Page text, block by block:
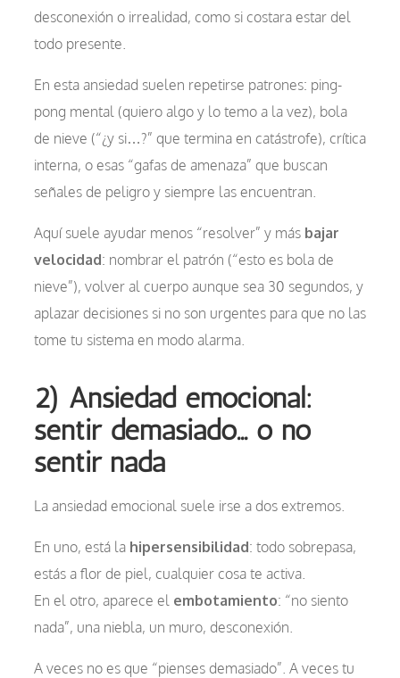
desconexión o irrealidad, como si costara estar del
todo presente.
En esta ansiedad suelen repetirse patrones: ping-
pong mental (quiero algo y lo temo a la vez), bola
de nieve (“¿y si…?” que termina en catástrofe), crítica
interna, o esas “gafas de amenaza” que buscan
señales de peligro y siempre las encuentran.
Aquí suele ayudar menos “resolver” y más bajar
velocidad: nombrar el patrón (“esto es bola de
nieve”), volver al cuerpo aunque sea 30 segundos, y
aplazar decisiones si no son urgentes para que no las
tome tu sistema en modo alarma.
2) Ansiedad emocional:
sentir demasiado… o no
sentir nada
La ansiedad emocional suele irse a dos extremos.
En uno, está la hipersensibilidad: todo sobrepasa,
estás a flor de piel, cualquier cosa te activa.
En el otro, aparece el embotamiento: “no siento
nada”, una niebla, un muro, desconexión.
A veces no es que “pienses demasiado”. A veces tu